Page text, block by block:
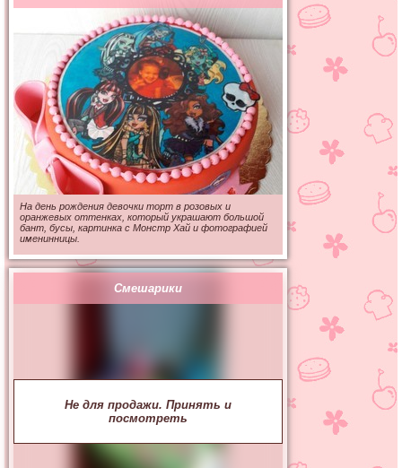
На день рождения девочки торт в розовых и
оранжевых оттенках, который украшают большой
бант, бусы, картинка с Монстр Хай и фотографией
именинницы.
Смешарики
Не для продажи. Принять и
посмотреть